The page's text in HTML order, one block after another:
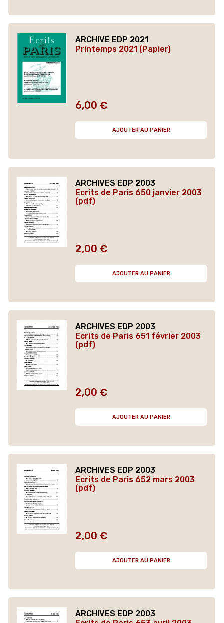
ARCHIVE EDP 2021
Printemps 2021 (Papier)
Prix
6,00 €
AJOUTER AU PANIER
ARCHIVES EDP 2003
Ecrits de Paris 650 janvier 2003
(pdf)
Prix
2,00 €
AJOUTER AU PANIER
ARCHIVES EDP 2003
Ecrits de Paris 651 février 2003
(pdf)
Prix
2,00 €
AJOUTER AU PANIER
ARCHIVES EDP 2003
Ecrits de Paris 652 mars 2003
(pdf)
Prix
2,00 €
AJOUTER AU PANIER
ARCHIVES EDP 2003